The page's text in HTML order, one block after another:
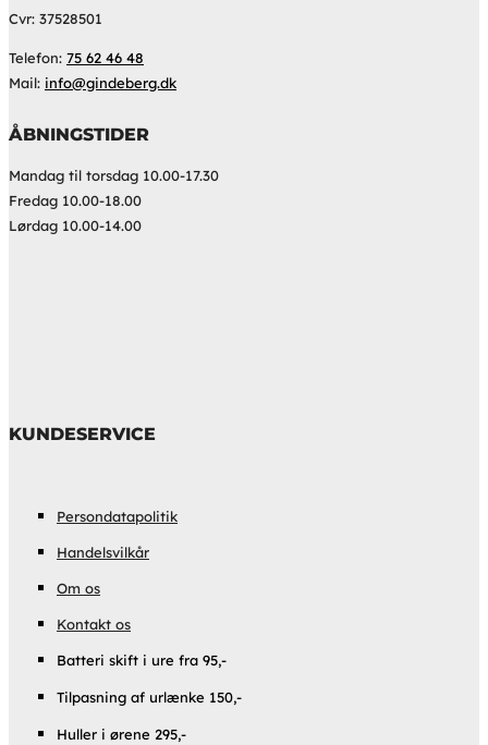
Cvr: 37528501
Telefon: 75 62 46 48
Mail: info@gindeberg.dk
ÅBNINGSTIDER
Mandag til torsdag 10.00-17.30
Fredag 10.00-18.00
Lørdag 10.00-14.00
KUNDESERVICE
Persondatapolitik
Handelsvilkår
Om os
Kontakt os
Batteri skift i ure fra 95,-
Tilpasning af urlænke 150,-
Huller i ørene 295,-